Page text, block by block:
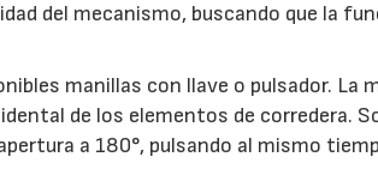
del mecanismo, buscando que la
manillas con llave o pulsador. La
de los elementos de corredera.
a 180°, pulsando al mismo